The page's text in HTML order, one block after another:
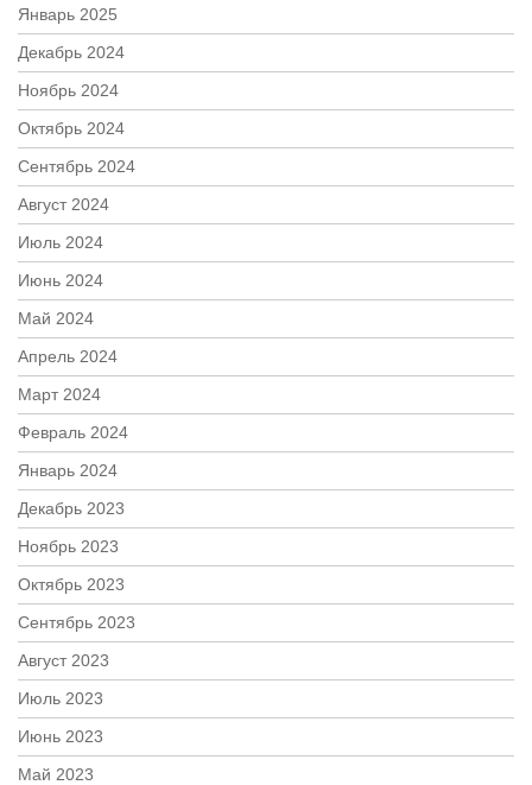
Январь 2025
Декабрь 2024
Ноябрь 2024
Октябрь 2024
Сентябрь 2024
Август 2024
Июль 2024
Июнь 2024
Май 2024
Апрель 2024
Март 2024
Февраль 2024
Январь 2024
Декабрь 2023
Ноябрь 2023
Октябрь 2023
Сентябрь 2023
Август 2023
Июль 2023
Июнь 2023
Май 2023